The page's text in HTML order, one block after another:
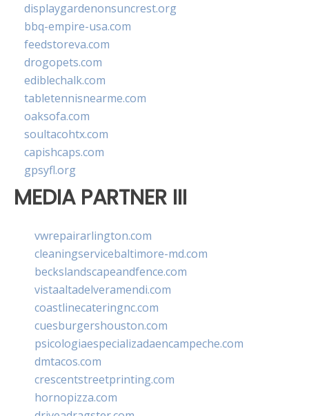
displaygardenonsuncrest.org
bbq-empire-usa.com
feedstoreva.com
drogopets.com
ediblechalk.com
tabletennisnearme.com
oaksofa.com
soultacohtx.com
capishcaps.com
gpsyfl.org
MEDIA PARTNER III
vwrepairarlington.com
cleaningservicebaltimore-md.com
beckslandscapeandfence.com
vistaaltadelveramendi.com
coastlinecateringnc.com
cuesburgershouston.com
psicologiaespecializadaencampeche.com
dmtacos.com
crescentstreetprinting.com
hornopizza.com